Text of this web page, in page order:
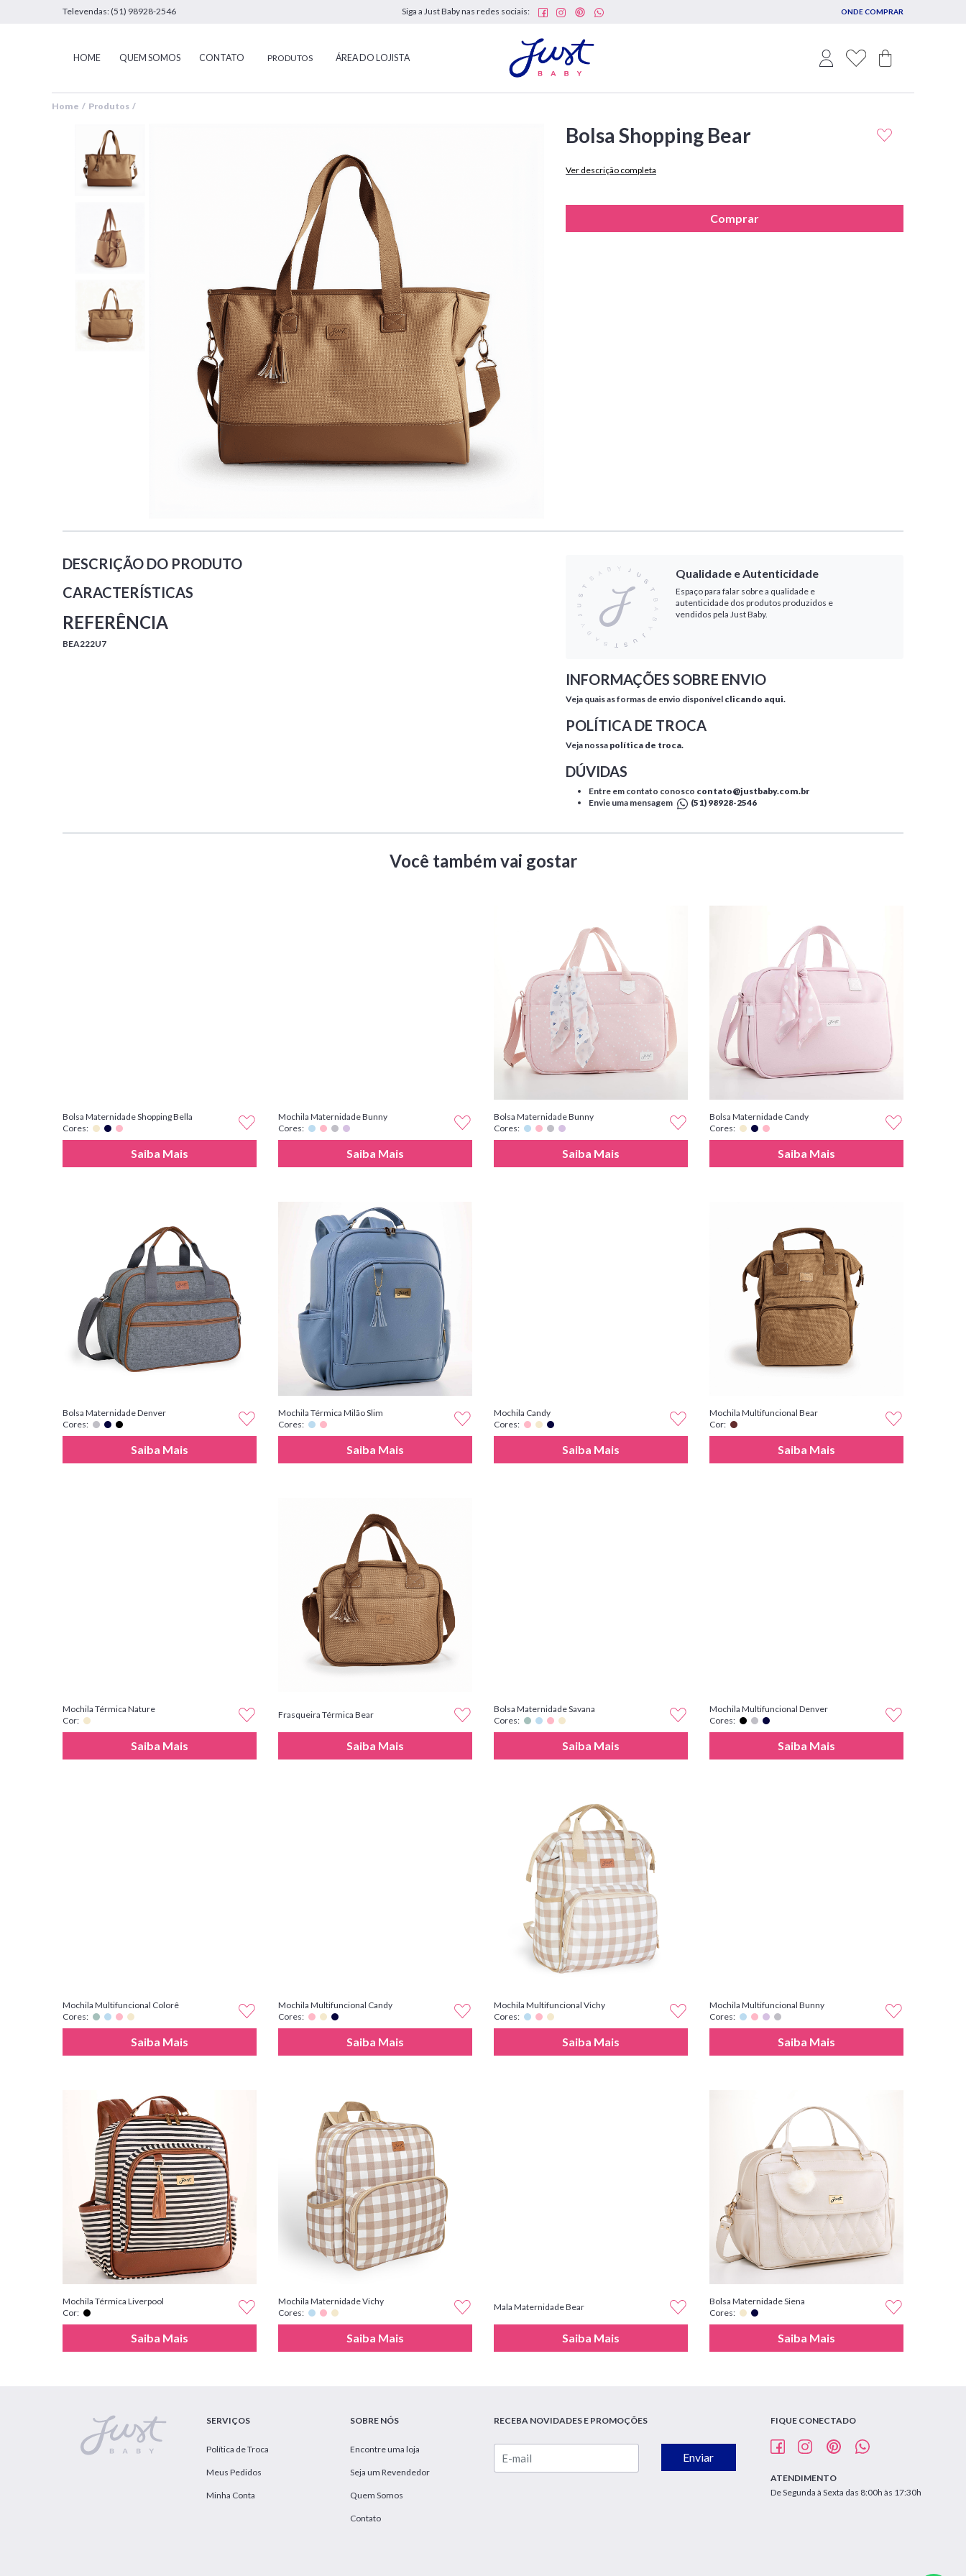
Televendas: (51) 98928-2546 Siga a Just Baby nas redes sociais: ONDE COMPRAR
HOME QUEM SOMOS CONTATO PRODUTOS ÁREA DO LOJISTA
Home / Produtos /
Bolsa Shopping Bear
Ver descrição completa
Comprar
DESCRIÇÃO DO PRODUTO
CARACTERÍSTICAS
REFERÊNCIA
BEA222U7
Qualidade e Autenticidade
Espaço para falar sobre a qualidade e
autenticidade dos produtos produzidos e
vendidos pela Just Baby.
INFORMAÇÕES SOBRE ENVIO
Veja quais as formas de envio disponível clicando aqui.
POLÍTICA DE TROCA
Veja nossa política de troca.
DÚVIDAS
Entre em contato conosco contato@justbaby.com.br
Envie uma mensagem
(51) 98928-2546
Você também vai gostar
Bolsa Maternidade Shopping Bella
Cores:
Saiba Mais
Mochila Maternidade Bunny
Cores:
Saiba Mais
Bolsa Maternidade Bunny
Cores:
Saiba Mais
Bolsa Maternidade Candy
Cores:
Saiba Mais
Bolsa Maternidade Denver
Cores:
Saiba Mais
Mochila Térmica Milão Slim
Cores:
Saiba Mais
Mochila Candy
Cores:
Saiba Mais
Mochila Multifuncional Bear
Cor:
Saiba Mais
Mochila Térmica Nature
Cor:
Saiba Mais
Frasqueira Térmica Bear
Saiba Mais
Bolsa Maternidade Savana
Cores:
Saiba Mais
Mochila Multifuncional Denver
Cores:
Saiba Mais
Mochila Multifuncional Colorê
Cores:
Saiba Mais
Mochila Multifuncional Candy
Cores:
Saiba Mais
Mochila Multifuncional Vichy
Cores:
Saiba Mais
Mochila Multifuncional Bunny
Cores:
Saiba Mais
Mochila Térmica Liverpool
Cor:
Saiba Mais
Mochila Maternidade Vichy
Cores:
Saiba Mais
Mala Maternidade Bear
Saiba Mais
Bolsa Maternidade Siena
Cores:
Saiba Mais
SERVIÇOS
Política de Troca
Meus Pedidos
Minha Conta
SOBRE NÓS
Encontre uma loja
Seja um Revendedor
Quem Somos
Contato
RECEBA NOVIDADES E PROMOÇÕES
Enviar
FIQUE CONECTADO
ATENDIMENTO
De Segunda à Sexta das 8:00h às 17:30h